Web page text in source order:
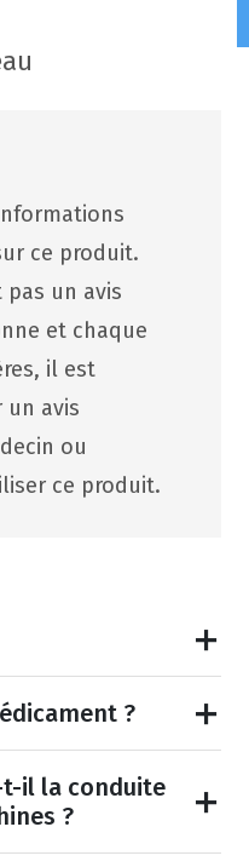
ce produit.
un avis
et chaque
il est
un avis
ou
ce produit.
?
il la conduite
?